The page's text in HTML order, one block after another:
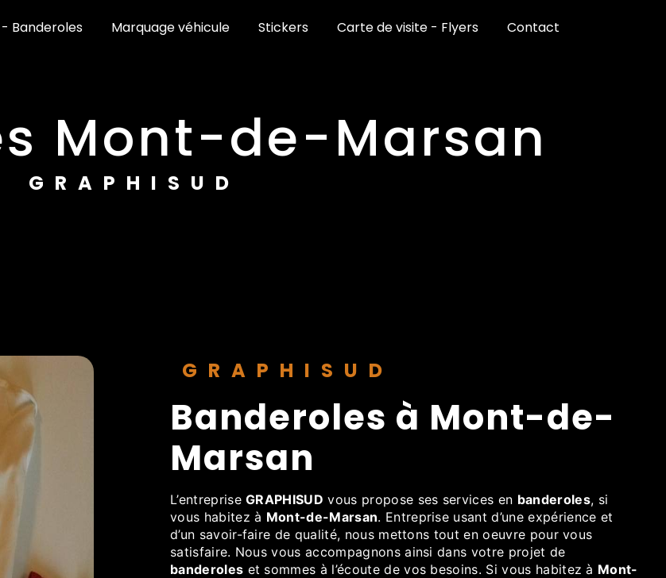
Banderoles Marquage véhicule Stickers Carte de visite - Flyers Contact
Mont-de-Marsan
GRAPHISUD
GRAPHISUD
banderoles à Mont-de-
Marsan
L’entrepriseGRAPHISUD vous propose ses services en banderoles, si
vous habitez à Mont-de-Marsan. Entreprise usant d’une expérience et
d’un savoir-faire de qualité, nous mettons tout en oeuvre pour vous
satisfaire. Nous vous accompagnons ainsi dans votre projet de
banderoles et sommes à l’écoute de vos besoins. Si vous habitez à Mont-